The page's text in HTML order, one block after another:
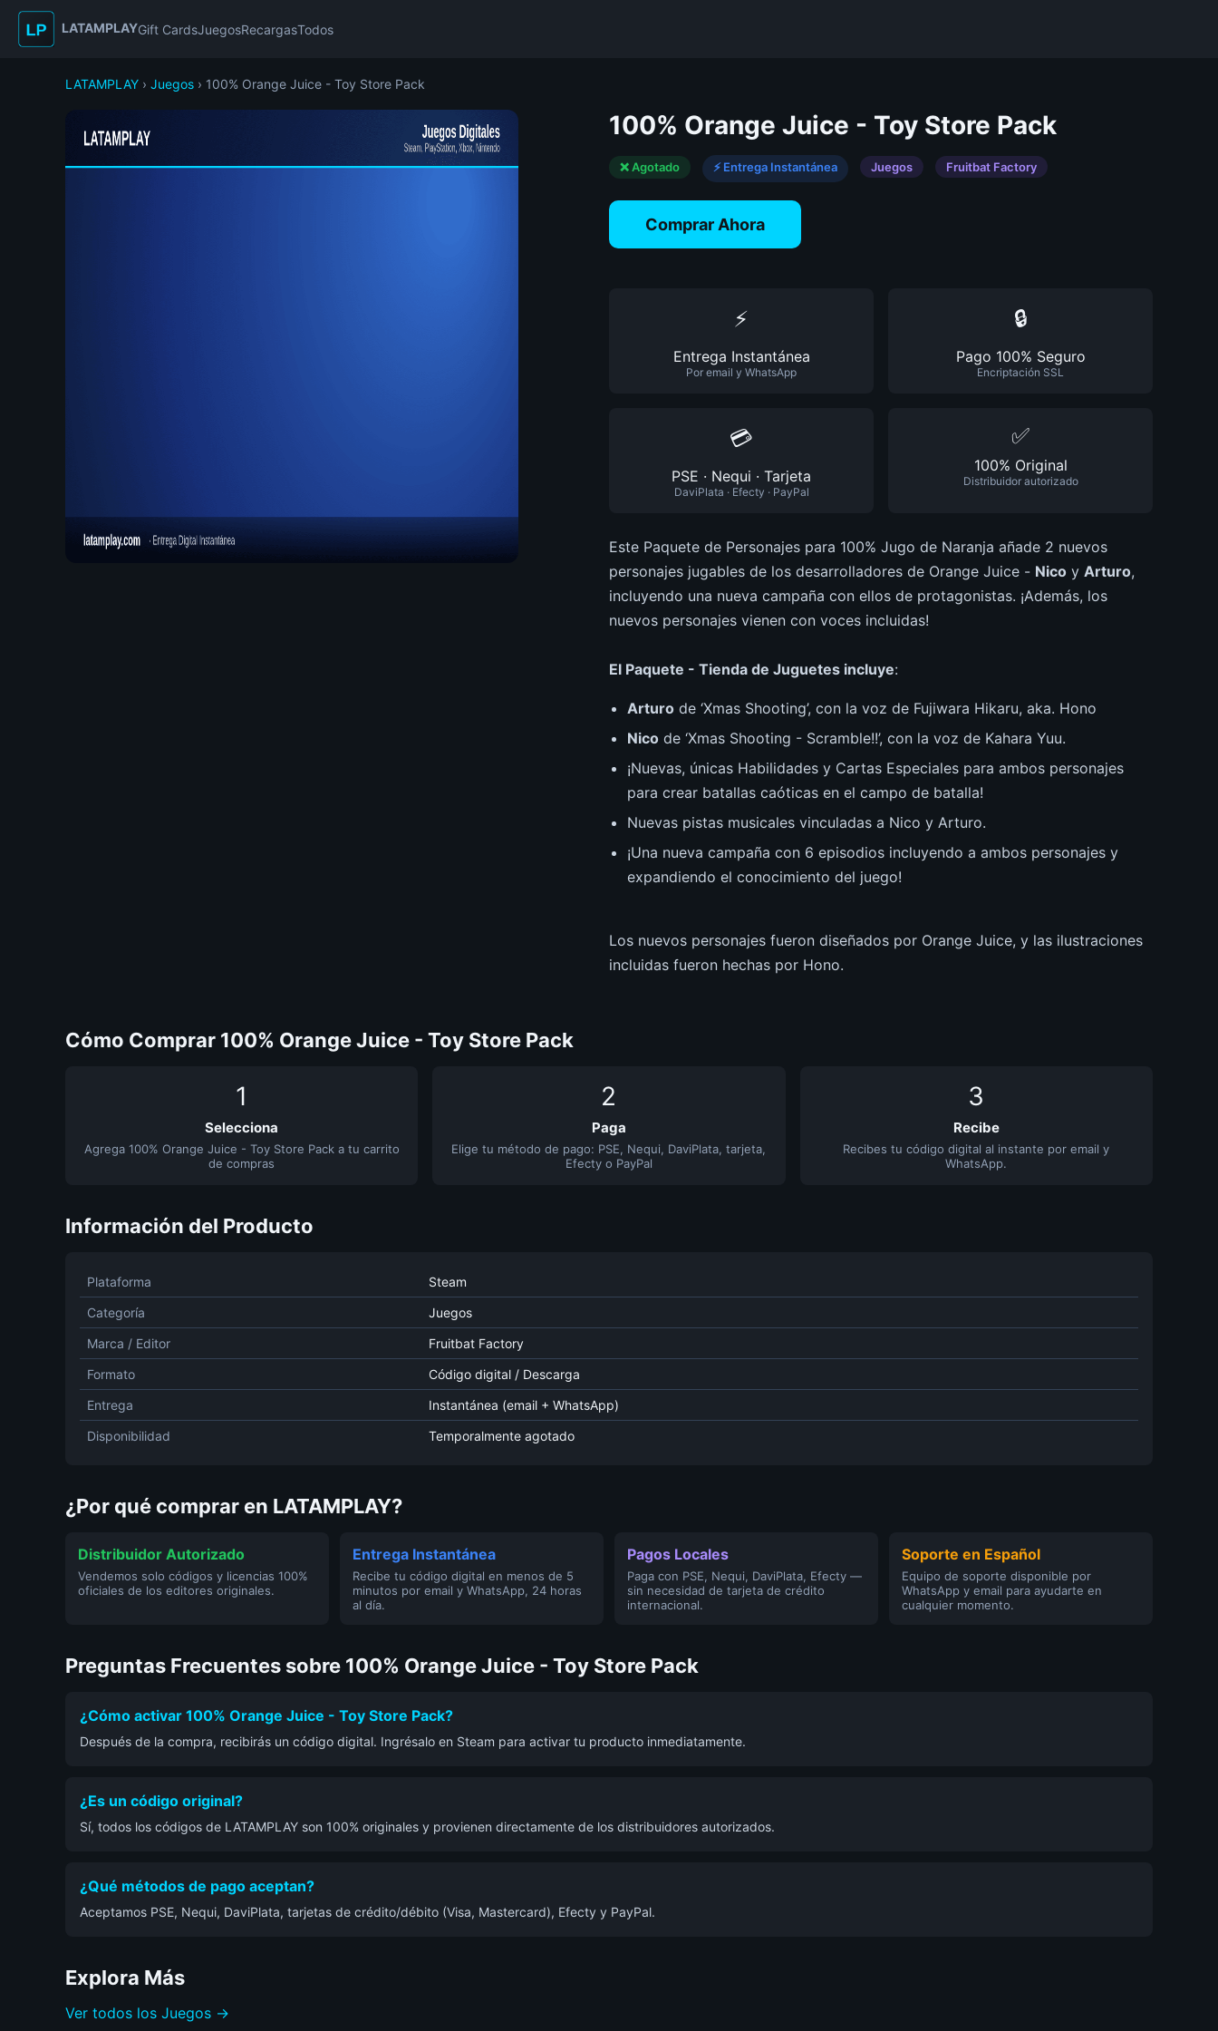
LATAMPLAYGift CardsJuegosRecargasTodos
LATAMPLAY › Juegos › 100% Orange Juice - Toy Store Pack
100% Orange Juice - Toy Store Pack
❌ Agotado ⚡ Entrega Instantánea Juegos Fruitbat Factory
Comprar Ahora
⚡
Entrega Instantánea
Por email y WhatsApp
🔒
Pago 100% Seguro
Encriptación SSL
💳
PSE · Nequi · Tarjeta
DaviPlata · Efecty · PayPal
✅
100% Original
Distribuidor autorizado
Este Paquete de Personajes para 100% Jugo de Naranja añade 2 nuevos
personajes jugables de los desarrolladores de Orange Juice - Nico y Arturo,
incluyendo una nueva campaña con ellos de protagonistas. ¡Además, los
nuevos personajes vienen con voces incluidas!
El Paquete - Tienda de Juguetes incluye:
Arturo de ‘Xmas Shooting’, con la voz de Fujiwara Hikaru, aka. Hono
Nico de ‘Xmas Shooting - Scramble!!’, con la voz de Kahara Yuu.
¡Nuevas, únicas Habilidades y Cartas Especiales para ambos personajes
para crear batallas caóticas en el campo de batalla!
Nuevas pistas musicales vinculadas a Nico y Arturo.
¡Una nueva campaña con 6 episodios incluyendo a ambos personajes y
expandiendo el conocimiento del juego!
Los nuevos personajes fueron diseñados por Orange Juice, y las ilustraciones
incluidas fueron hechas por Hono.
Cómo Comprar 100% Orange Juice - Toy Store Pack
1
Selecciona
Agrega 100% Orange Juice - Toy Store Pack a tu carrito
de compras
2
Paga
Elige tu método de pago: PSE, Nequi, DaviPlata, tarjeta,
Efecty o PayPal
3
Recibe
Recibes tu código digital al instante por email y
WhatsApp.
Información del Producto
Plataforma
Steam
Categoría
Juegos
Marca / Editor
Fruitbat Factory
Formato
Código digital / Descarga
Entrega
Instantánea (email + WhatsApp)
Disponibilidad
Temporalmente agotado
¿Por qué comprar en LATAMPLAY?
Distribuidor Autorizado
Vendemos solo códigos y licencias 100%
oficiales de los editores originales.
Entrega Instantánea
Recibe tu código digital en menos de 5
minutos por email y WhatsApp, 24 horas
al día.
Pagos Locales
Paga con PSE, Nequi, DaviPlata, Efecty —
sin necesidad de tarjeta de crédito
internacional.
Soporte en Español
Equipo de soporte disponible por
WhatsApp y email para ayudarte en
cualquier momento.
Preguntas Frecuentes sobre 100% Orange Juice - Toy Store Pack
¿Cómo activar 100% Orange Juice - Toy Store Pack?
Después de la compra, recibirás un código digital. Ingrésalo en Steam para activar tu producto inmediatamente.
¿Es un código original?
Sí, todos los códigos de LATAMPLAY son 100% originales y provienen directamente de los distribuidores autorizados.
¿Qué métodos de pago aceptan?
Aceptamos PSE, Nequi, DaviPlata, tarjetas de crédito/débito (Visa, Mastercard), Efecty y PayPal.
Explora Más
Ver todos los Juegos →